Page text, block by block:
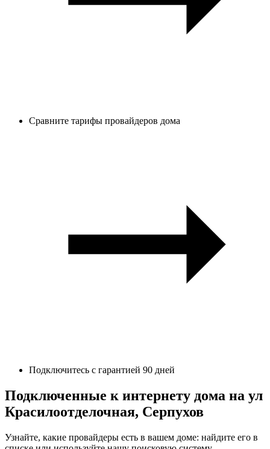
Сравните тарифы провайдеров дома
Подключитесь с гарантией 90 дней
Подключенные к интернету дома на ул
Красилоотделочная, Серпухов
Узнайте, какие провайдеры есть в вашем доме: найдите его в